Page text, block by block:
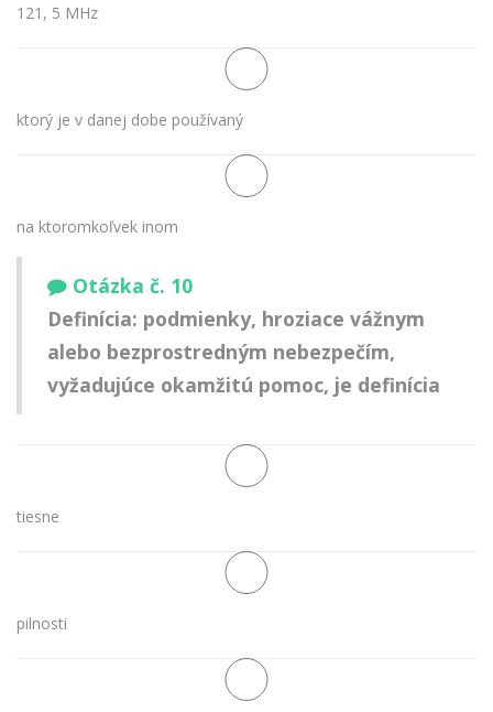
121, 5 MHz
ktorý je v danej dobe používaný
na ktoromkoľvek inom
Otázka č. 10
Definícia: podmienky, hroziace vážnym
alebo bezprostredným nebezpečím,
vyžadujúce okamžitú pomoc, je definícia
tiesne
pilnosti